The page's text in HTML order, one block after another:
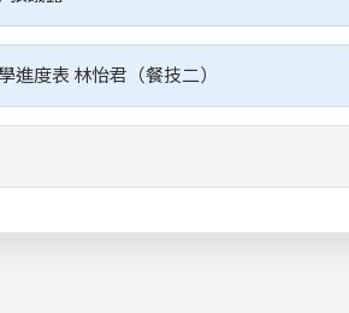
進度表 林怡君（餐技二）